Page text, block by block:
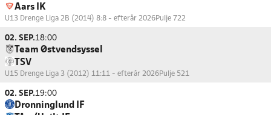
Aars IK
U13 Drenge Liga 2B (2014) 8:8 - efterår 2026Pulje 722
02. SEP.18:00
Team Østvendsyssel
TSV
U15 Drenge Liga 3 (2012) 11:11 - efterår 2026Pulje 521
02. SEP.19:00
Dronninglund IF